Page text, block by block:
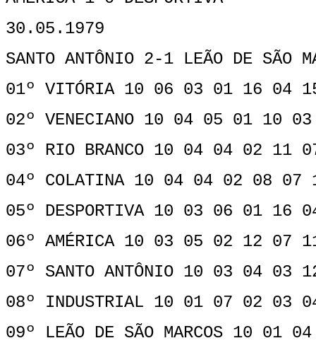
30.05.1979
SANTO ANTÔNIO 2-1 LEÃO DE SÃO
01º VITÓRIA 10 06 03 01 16 04
02º VENECIANO 10 04 05 01 10
03º RIO BRANCO 10 04 04 02 11
04º COLATINA 10 04 04 02 08 07
05º DESPORTIVA 10 03 06 01 16
06º AMÉRICA 10 03 05 02 12 07
07º SANTO ANTÔNIO 10 03 04 03
08º INDUSTRIAL 10 01 07 02 03
09º LEÃO DE SÃO MARCOS 10 01